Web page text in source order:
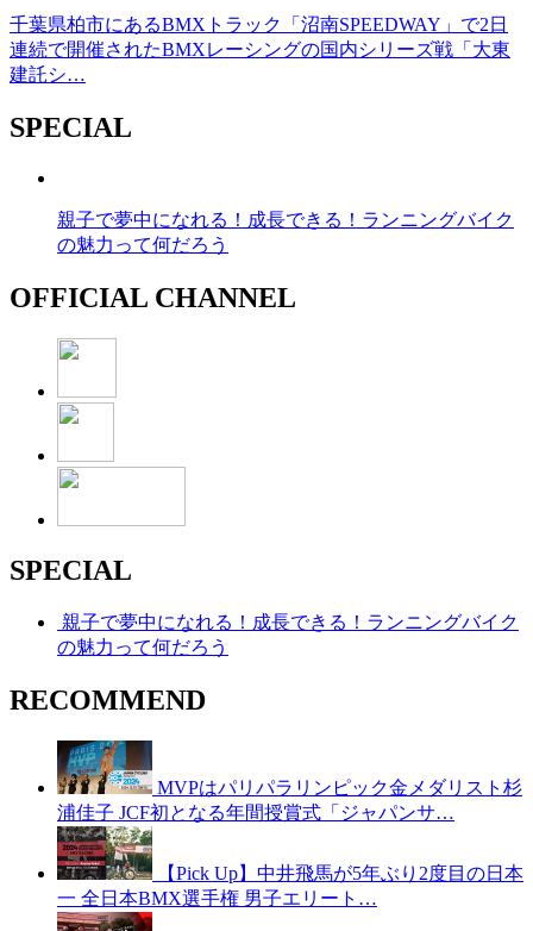
千葉県柏市にあるBMXトラック「沼南SPEEDWAY」で2日
連続で開催されたBMXレーシングの国内シリーズ戦「大東
建託シ…
SPECIAL
親子で夢中になれる！成長できる！ランニングバイク
の魅力って何だろう
OFFICIAL CHANNEL
SPECIAL
親子で夢中になれる！成長できる！ランニングバイク
の魅力って何だろう
RECOMMEND
MVPはパリパラリンピック金メダリスト杉
浦佳子 JCF初となる年間授賞式「ジャパンサ…
【Pick Up】中井飛馬が5年ぶり2度目の日本
一 全日本BMX選手権 男子エリート…